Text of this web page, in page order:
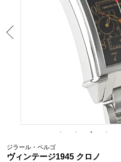
ジラール・ペルゴ
ヴィンテージ1945 クロノ